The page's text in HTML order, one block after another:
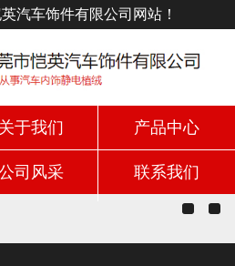
汽车饰件有限公司网站！
关于我们 产品中心
司风采 联系我们